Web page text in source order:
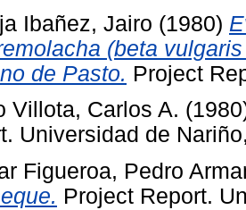
Ibañez, Jairo (1980)
(beta
de Pasto. Project
Villota, Carlos A.
Universidad de
Figueroa, Pedro
Project Report.